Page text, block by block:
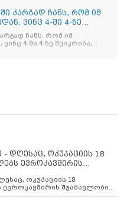
კარგად ჩანს, რომ იმ
ვინც 4-ში 4-ზე
ჩანს, რომ იმ
4-ში 4-ზე შეიკრიბა,
დღესაც, ოკუპაციის 18
ევროკავშირის
ოკუპაციის 18
შუამავლობით
შეწყვეტის